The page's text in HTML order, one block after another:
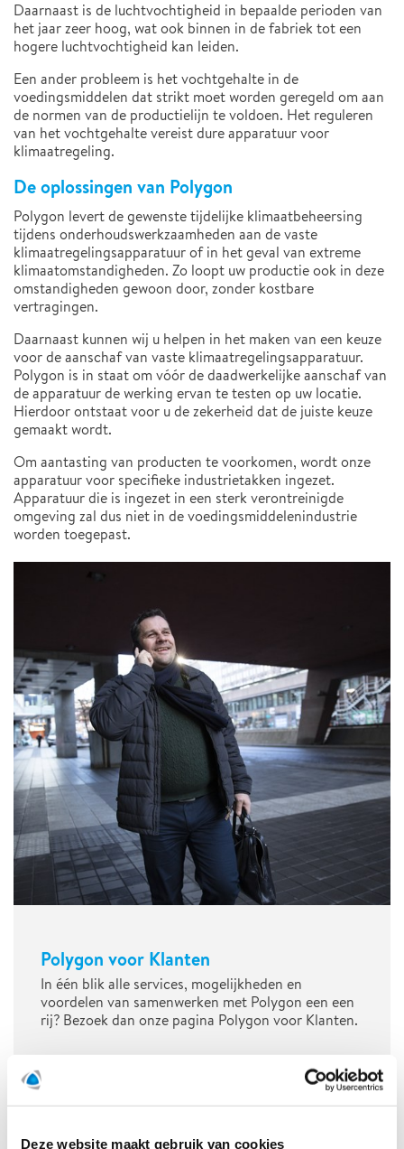
Deze website maakt gebruik van cookies
Daarnaast is de luchtvochtigheid in bepaalde perioden van
het jaar zeer hoog, wat ook binnen in de fabriek tot een
hogere luchtvochtigheid kan leiden.
Een ander probleem is het vochtgehalte in de
voedingsmiddelen dat strikt moet worden geregeld om aan
de normen van de productielijn te voldoen. Het reguleren
van het vochtgehalte vereist dure apparatuur voor
klimaatregeling.
De oplossingen van Polygon
Polygon levert de gewenste tijdelijke klimaatbeheersing
tijdens onderhoudswerkzaamheden aan de vaste
klimaatregelingsapparatuur of in het geval van extreme
klimaatomstandigheden. Zo loopt uw productie ook in deze
omstandigheden gewoon door, zonder kostbare
vertragingen.
Daarnaast kunnen wij u helpen in het maken van een keuze
voor de aanschaf van vaste klimaatregelingsapparatuur.
Polygon is in staat om vóór de daadwerkelijke aanschaf van
de apparatuur de werking ervan te testen op uw locatie.
Hierdoor ontstaat voor u de zekerheid dat de juiste keuze
gemaakt wordt.
Om aantasting van producten te voorkomen, wordt onze
apparatuur voor specifieke industrietakken ingezet.
Apparatuur die is ingezet in een sterk verontreinigde
omgeving zal dus niet in de voedingsmiddelenindustrie
worden toegepast.
Polygon voor Klanten
In één blik alle services, mogelijkheden en
voordelen van samenwerken met Polygon een een
rij? Bezoek dan onze pagina Polygon voor Klanten.